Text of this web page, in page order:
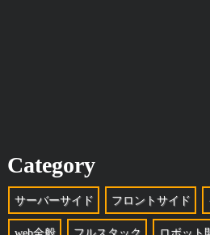
Category
サーバーサイド フロントサイド
web全般 フルスタック ロボット